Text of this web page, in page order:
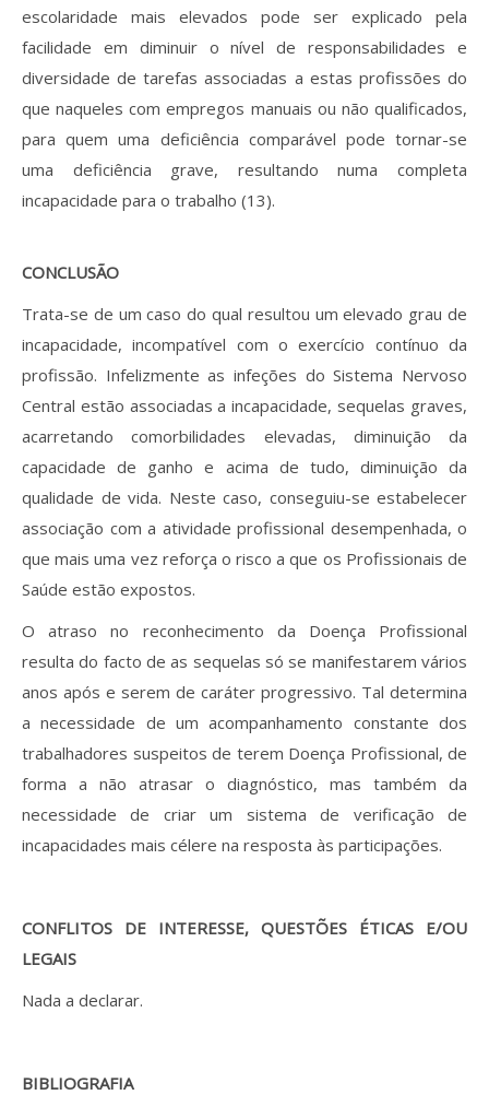
escolaridade mais elevados pode ser explicado pela
facilidade em diminuir o nível de responsabilidades e
diversidade de tarefas associadas a estas profissões do
que naqueles com empregos manuais ou não qualificados,
para quem uma deficiência comparável pode tornar-se
uma deficiência grave, resultando numa completa
incapacidade para o trabalho (13).
CONCLUSÃO
Trata-se de um caso do qual resultou um elevado grau de
incapacidade, incompatível com o exercício contínuo da
profissão. Infelizmente as infeções do Sistema Nervoso
Central estão associadas a incapacidade, sequelas graves,
acarretando comorbilidades elevadas, diminuição da
capacidade de ganho e acima de tudo, diminuição da
qualidade de vida. Neste caso, conseguiu-se estabelecer
associação com a atividade profissional desempenhada, o
que mais uma vez reforça o risco a que os Profissionais de
Saúde estão expostos.
O atraso no reconhecimento da Doença Profissional
resulta do facto de as sequelas só se manifestarem vários
anos após e serem de caráter progressivo. Tal determina
a necessidade de um acompanhamento constante dos
trabalhadores suspeitos de terem Doença Profissional, de
forma a não atrasar o diagnóstico, mas também da
necessidade de criar um sistema de verificação de
incapacidades mais célere na resposta às participações.
CONFLITOS DE INTERESSE, QUESTÕES ÉTICAS E/OU
LEGAIS
Nada a declarar.
BIBLIOGRAFIA